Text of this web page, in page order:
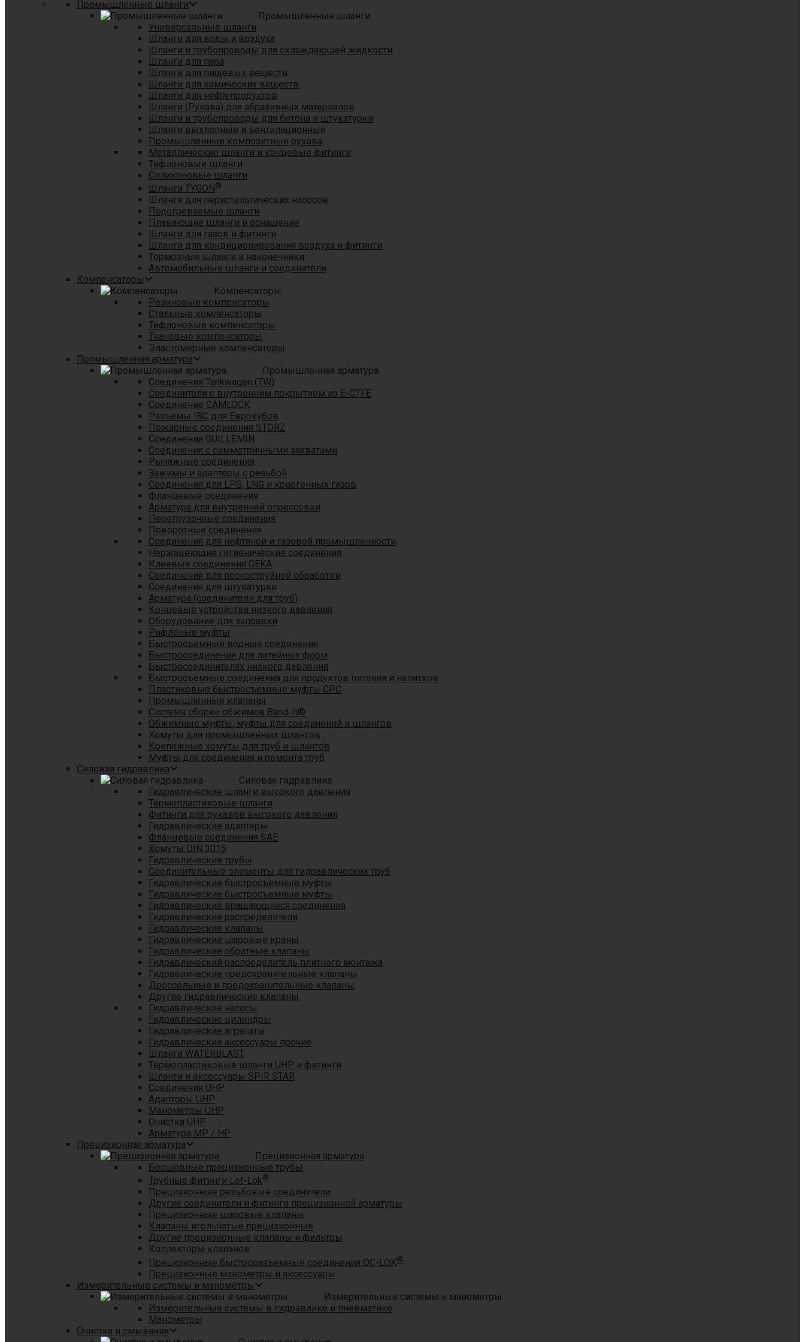
Промышленные шланги
Промышленные шланги
Универсальные шланги
Шланги для воды и воздуха
Шланги и трубопроводы для охлаждающей жидкости
Шланги для пара
Шланги для пищевых веществ
Шланги для химических веществ
Шланги для нефтепродуктов
Шланги (Рукава) для абразивных материалов
Шланги и трубопроводы для бетона и штукатурки
Шланги выхлопные и вентиляционные
Промышленные композитные рукава
Металлические шланги и концевые фитинги
Тефлоновые шланги
Силиконовые шланги
Шланги TYGON®
Шланги для перистальтических насосов
Подогреваемые шланги
Плавающие шланги и оснащение
Шланги для газов и фитинги
Шланги для кондиционирования воздуха и фитинги
Тормозные шланги и наконечники
Автомобильные шланги и соединители
Компенсаторы
Компенсаторы
Резиновые компенсаторы
Стальные компенсаторы
Тефлоновые компенсаторы
Тканевые компенсаторы
Эластомерные компенсаторы
Промышленная арматура
Промышленная арматура
Соединения Tankwagen (TW)
Соединители с внутренним покрытием из E-CTFE
Соединение CAMLOCK
Разъемы IBC для Еврокубов
Пожарные соединения STORZ
Соединения GUILLEMIN
Соединения с симметричными захватами
Рычажные соединения
Зажимы и адаптеры с резьбой
Соединения для LPG, LNG и криогенных газов
Фланцевые соединения
Арматура для внутренней опрессовки
Перегрузочные соединения
Поворотные соединения
Соединения для нефтяной и газовой промышленности
Нержавеющие гигиенические соединения
Клеевые соединения GEKA
Соединения для пескоструйной обработки
Cоединения для штукатурки
Арматура (соединители для труб)
Концевые устройства низкого давления
Оборудование для заправки
Рифленые муфты
Быстросъемные водные соединения
Быстросоединения для литейных форм
Быстросоединителях низкого давления
Быстросъемные соединения для продуктов питания и напитков
Пластиковые быстросъемные муфты CPC
Промышленные клапаны
Система сборки обжимов Band-It®
Обжимные муфты, муфты для соединений и шлангов
Хомуты для промышленных шлангов
Крепежные хомуты для труб и шлангов
Муфты для соединения и ремонта труб
Силовая гидравлика
Силовая гидравлика
Гидравлические шланги высокого давления
Термопластиковые шланги
Фитинги для рукавов высокого давления
Гидравлические адаптеры
Фланцевые соединения SAE
Хомуты DIN 3015
Гидравлические трубы
Соединительные элементы для гидравлических труб
Гидравлические быстросъемные муфты
Гидравлические быстросъемные муфты
Гидравлические вращающиеся соединения
Гидравлические распределители
Гидравлические клапаны
Гидравлические шаровые краны
Гидравлические обратные клапаны
Гидравлический распределитель плитного монтажа
Гидравлические предохранительные клапаны
Дроссельные и предохранительные клапаны
Другие гидравлические клапаны
Гидравлические насосы
Гидравлические цилиндры
Гидравлические агрегаты
Гидравлические аксессуары прочие
Шланги WATERBLAST
Термопластиковые шланги UHP и фитинги
Шланги и аксессуары SPIR STAR
Соединения UHP
Адапторы UHP
Манометры UHP
Очистка UHP
Арматура MP / HP
Прецизионная арматура
Прецизионная арматура
Бесшовные прецизионные трубы
Трубные фитинги Let-Lok®
Прецизионные резьбовые соединители
Другие соединители и фитинги прецизионной арматуры
Прецизионные шаровые клапаны
Клапаны игольчатые прецизионные
Другие прецизионные клапаны и фильтры
Коллекторы клапанов
Прецизионные быстроразъемные соединения QC-LOK®
Прецизионные манометры и аксессуары
Измерительные системы и манометры
Измерительные системы и манометры
Измерительные системы в гидравлике и пневматике
Манометры
Очистка и смывания